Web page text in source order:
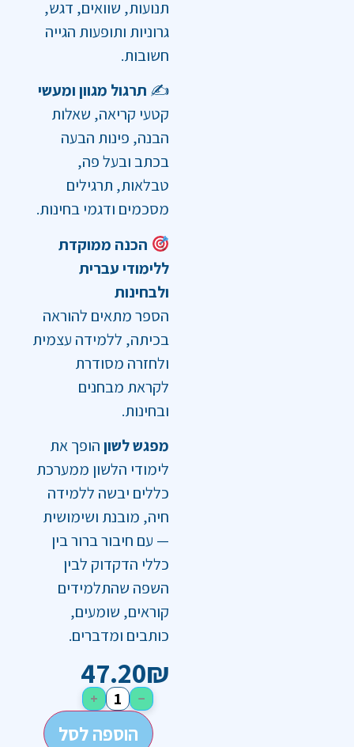
תנועות, שוואים, דגש,
גרוניות ותופעות הגייה
חשובות.
✍️ תרגול מגוון ומעשי
קטעי קריאה, שאלות
הבנה, פינות הבעה
בכתב ובעל פה,
טבלאות, תרגילים
מסכמים ודגמי בחינות.
הכנה ממוקדת
ללימודי עברית
ולבחינות
הספר מתאים להוראה
בכיתה, ללמידה עצמית
ולחזרה מסודרת
לקראת מבחנים
ובחינות.
מפגש לשוןהופך את
לימודי הלשון ממערכת
כללים יבשה ללמידה
חיה, מובנת ושימושית
— עם חיבור ברור בין
כללי הדקדוק לבין
השפה שהתלמידים
קוראים, שומעים,
כותבים ומדברים.
47.20₪
−
+
הוספה לסל